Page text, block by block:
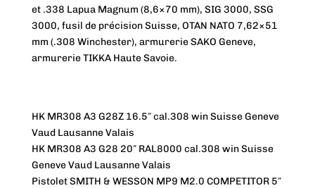
et .338 Lapua Magnum (8,6×70 mm), SIG 3000, SSG
3000, fusil de précision Suisse, OTAN NATO 7,62×51
mm (.308 Winchester), armurerie SAKO Geneve,
armurerie TIKKA Haute Savoie.
HK MR308 A3 G28Z 16.5″ cal.308 win Suisse Geneve
Vaud Lausanne Valais
HK MR308 A3 G28 20″ RAL8000 cal.308 win Suisse
Geneve Vaud Lausanne Valais
Pistolet SMITH & WESSON MP9 M2.0 COMPETITOR 5″